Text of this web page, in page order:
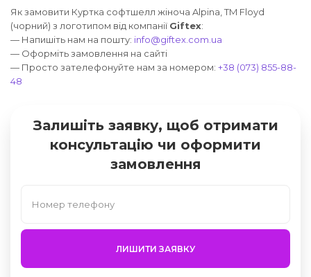
Як замовити Куртка софтшелл жіноча Alpina, TM Floyd
(чорний) з логотипом від компанії Giftex:
— Напишіть нам на пошту: info@giftex.com.ua
— Оформіть замовлення на сайті
— Просто зателефонуйте нам за номером: +38 (073) 855-88-
48
Залишіть заявку, щоб отримати
консультацію чи оформити
замовлення
ЛИШИТИ ЗАЯВКУ